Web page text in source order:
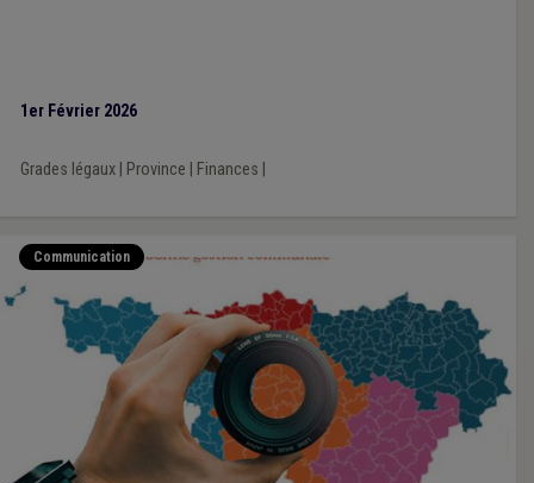
1er Février 2026
Grades légaux| Province Finances
Communication